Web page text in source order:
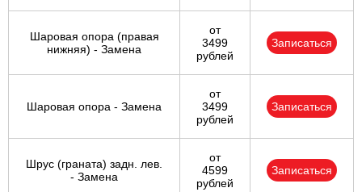
Шаровая опора (правая
нижняя) - Замена
от
3499
рублей
Записаться
Шаровая опора - Замена
от
3499
рублей
Записаться
Шрус (граната) задн. лев.
- Замена
от
4599
рублей
Записаться